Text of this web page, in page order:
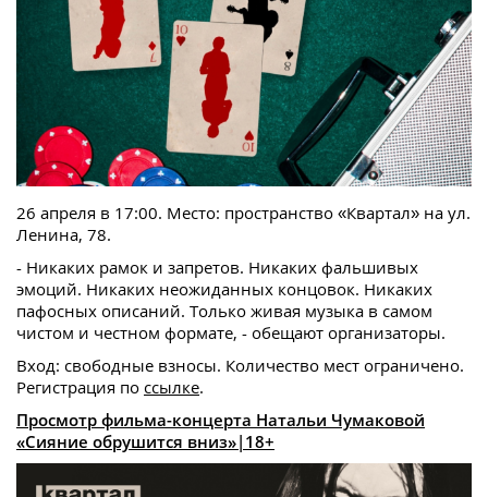
26 апреля в 17:00. Место: пространство «Квартал» на ул.
Ленина, 78.
- Никаких рамок и запретов. Никаких фальшивых
эмоций. Никаких неожиданных концовок. Никаких
пафосных описаний. Только живая музыка в самом
чистом и честном формате, - обещают организаторы.
Вход: свободные взносы. Количество мест ограничено.
Регистрация по ссылке.
Просмотр фильма-концерта Натальи Чумаковой
«Сияние обрушится вниз»|18+